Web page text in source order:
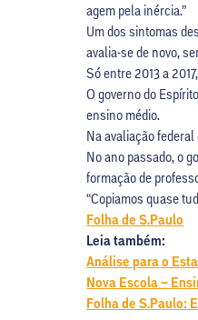
agem pela inércia.”
Um dos sintomas
avalia-se de novo,
Só entre 2013 a
O governo do
ensino médio.
Na avaliação
No ano passado, o
formação de
“Copiamos quase
Folha de S.Paulo
Leia também:
Análise para o
Nova Escola –
Folha de S.Paulo: